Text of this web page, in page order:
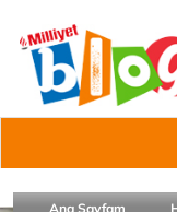
Ana Sayfam